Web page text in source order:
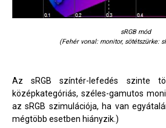
sRGB mód
(Fehér vonal: monitor, sötétszürke:
Az sRGB színtér-lefedés szinte
középkategóriás, széles-gamutos
az sRGB szimulációja, ha van
mégtöbb esetben hiányzik.)